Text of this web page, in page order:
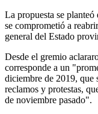
La propuesta se
se comprometió a
general del Estado
Desde el gremio
corresponde a un
diciembre de 2019, que
reclamos y protestas,
de noviembre pasado".